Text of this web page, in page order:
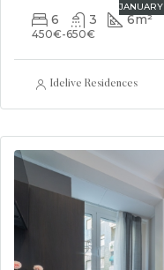
JANUARY
6 3 6m²
450€-650€
Idelive Residences